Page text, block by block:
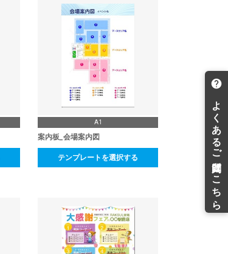
A1
案内板_会場案内図
テンプレートを選択する